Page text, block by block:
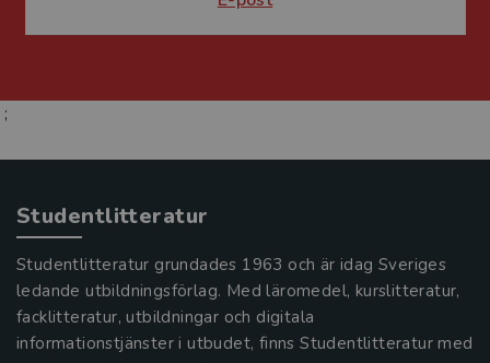
;
Studentlitteratur
Studentlitteratur grundades 1963 och är idag Sveriges
ledande utbildningsförlag. Med läromedel, kurslitteratur,
facklitteratur, utbildningar och digitala
informationstjänster i utbudet, finns Studentlitteratur med